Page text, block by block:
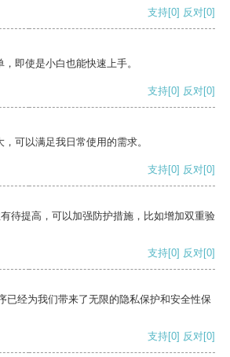
支持[0] 反对[0]
即使是小白也能快速上手。
支持[0] 反对[0]
可以满足我日常使用的需求。
支持[0] 反对[0]
待提高，可以加强防护措施，比如增加双重验
支持[0] 反对[0]
已经为我们带来了无限的隐私保护和安全性保
支持[0] 反对[0]